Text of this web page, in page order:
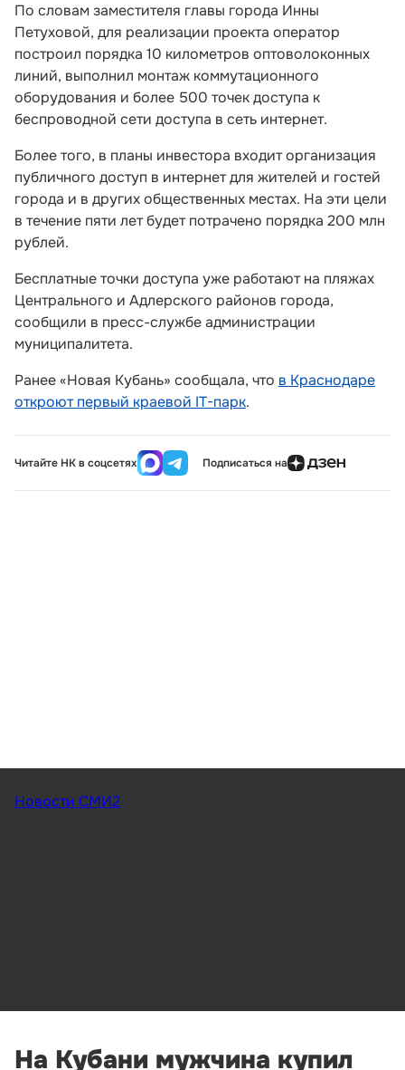
По словам заместителя главы города Инны
Петуховой, для реализации проекта оператор
построил порядка 10 километров оптоволоконных
линий, выполнил монтаж коммутационного
оборудования и более 500 точек доступа к
беспроводной сети доступа в сеть интернет.
Более того, в планы инвестора входит организация
публичного доступ в интернет для жителей и гостей
города и в других общественных местах. На эти цели
в течение пяти лет будет потрачено порядка 200 млн
рублей.
Бесплатные точки доступа уже работают на пляжах
Центрального и Адлерского районов города,
сообщили в пресс-службе администрации
муниципалитета.
Ранее «Новая Кубань» сообщала, что в Краснодаре
откроют первый краевой IT-парк.
Читайте НК в соцсетях Подписаться на
Новости СМИ2
На Кубани мужчина купил